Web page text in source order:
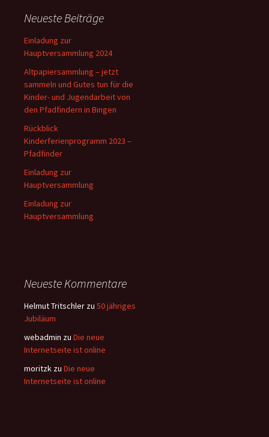
Neueste Beiträge
Einladung zur
Hauptversammlung 2024
Altpapiersammlung – jetzt
sammeln und Gutes tun für die
Kinder- und Jugendarbeit von
den Pfadfindern in Bingen
Rückblick
Kinderferienprogramm 2023 –
Pfadfinder
Einladung zur
Hauptversammlung
Einladung zur
Hauptversammlung
Neueste Kommentare
Helmut Tritschler zu 50 jähriges
Jubiläum
webadmin zu Die neue
Internetseite ist online
moritzk zu Die neue
Internetseite ist online